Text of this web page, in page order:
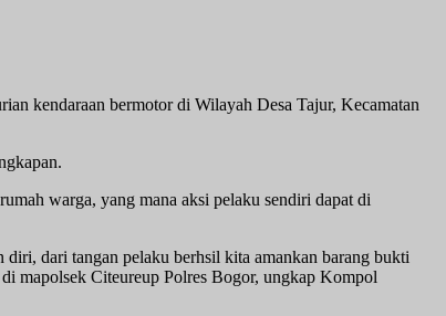
kendaraan bermotor di Wilayah Desa Tajur, Kecamatan
warga, yang mana aksi pelaku sendiri dapat di
diri, dari tangan pelaku berhsil kita amankan barang bukti
mapolsek Citeureup Polres Bogor, ungkap Kompol